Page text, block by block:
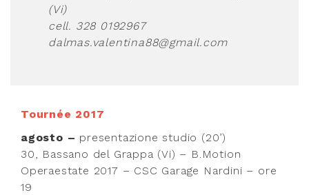
(Vi)
cell. 328 0192967
dalmas.valentina88@gmail.com
Tournée 2017
agosto – presentazione studio (20’)
30, Bassano del Grappa (Vi) – B.Motion
Operaestate 2017 – CSC Garage Nardini – ore
19